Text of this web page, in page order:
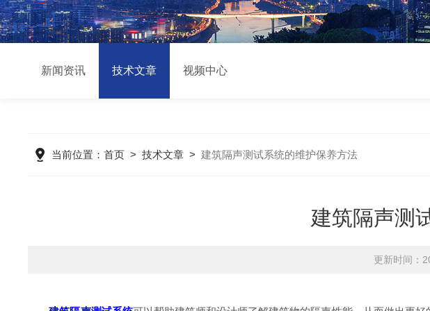
新闻资讯 技术文章 视频中心
当前位置：首页 >技术文章 >建筑隔声测试系统的维护保养方法
建筑隔声测
更新时间